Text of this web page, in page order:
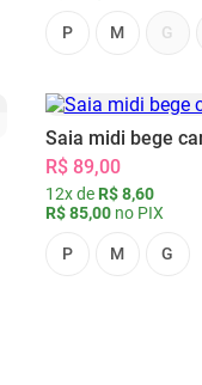
P M G
Saia midi bege
R$ 89,00
12x de R$ 8,60
R$ 85,00no PIX
P M G